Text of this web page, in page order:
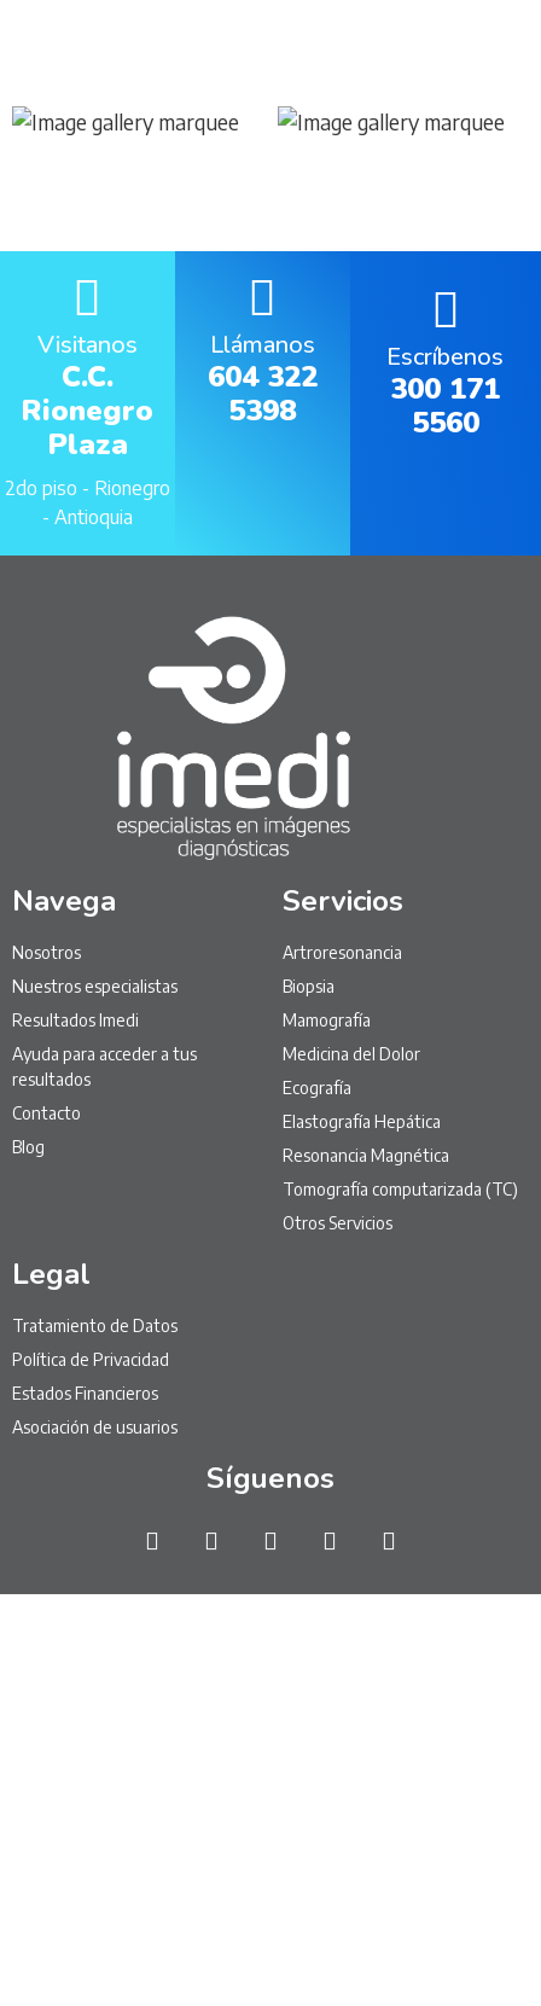
Visitanos
C.C.
Rionegro
Plaza
2do piso - Rionegro
- Antioquia
Llámanos
604 322
5398
Escríbenos
300 171
5560
Navega
Nosotros
Nuestros especialistas
Resultados Imedi
Ayuda para acceder a tus
resultados
Contacto
Blog
Servicios
Artroresonancia
Biopsia
Mamografía
Medicina del Dolor
Ecografía
Elastografía Hepática
Resonancia Magnética
Tomografía computarizada (TC)
Otros Servicios
Legal
Tratamiento de Datos
Política de Privacidad
Estados Financieros
Asociación de usuarios
Síguenos